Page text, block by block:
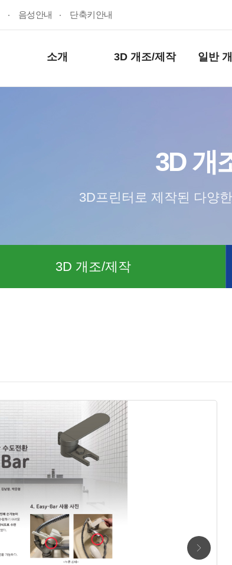
음성안내 단축키안내
소개 3D 개조/제작 일반
3D 개
3D프린터로 제작된 다양
3D 개조/제작